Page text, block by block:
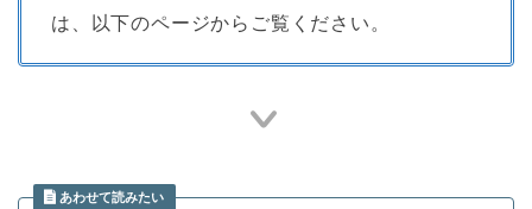
は、以下のページからご覧ください。